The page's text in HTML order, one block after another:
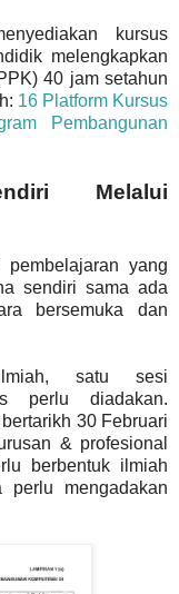
kursus
melengkapkan
40 jam setahun
16 Platform Kursus
Pembangunan
Melalui
yang
sendiri sama ada
bersemuka dan
satu sesi
perlu diadakan.
30 Februari
& profesional
berbentuk ilmiah
perlu mengadakan